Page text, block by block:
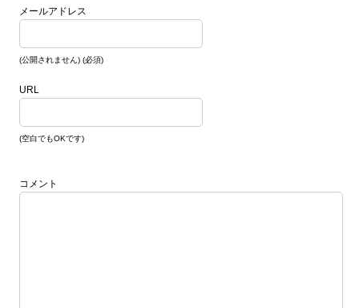
メールアドレス
(公開されません) (必須)
URL
(空白でもOKです)
コメント